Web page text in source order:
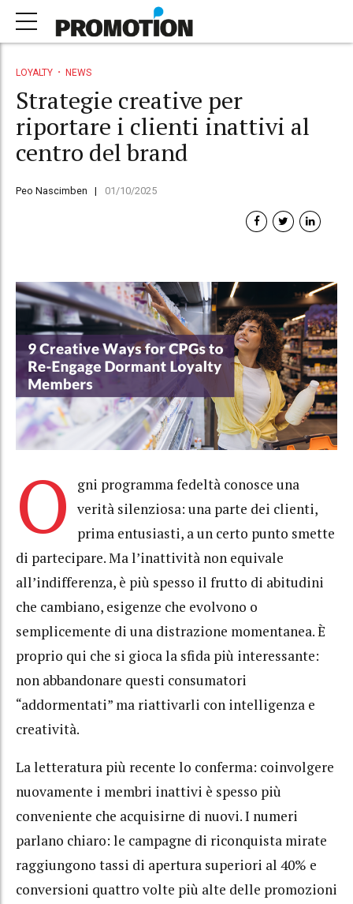
LOYALTY NEWS
Strategie creative per
riportare i clienti inattivi al
centro del brand
Peo Nascimben 01/10/2025
O
gni programma fedeltà conosce una
verità silenziosa: una parte dei clienti,
prima entusiasti, a un certo punto smette
di partecipare. Ma l’inattività non equivale
all’indifferenza, è più spesso il frutto di abitudini
che cambiano, esigenze che evolvono o
semplicemente di una distrazione momentanea. È
proprio qui che si gioca la sfida più interessante:
non abbandonare questi consumatori
“addormentati” ma riattivarli con intelligenza e
creatività.
La letteratura più recente lo conferma: coinvolgere
nuovamente i membri inattivi è spesso più
conveniente che acquisirne di nuovi. I numeri
parlano chiaro: le campagne di riconquista mirate
raggiungono tassi di apertura superiori al 40% e
conversioni quattro volte più alte delle promozioni